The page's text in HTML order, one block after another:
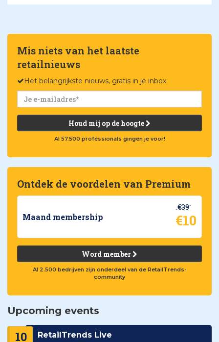
Mis niets van het laatste
retailnieuws
Het belangrijkste nieuws, gratis in je inbox
Houd mij op de hoogte
Al 57.500 professionals gingen je voor!
Ontdek de voordelen van Premium
Maand membership
€39
€10
Word member
Al 2.500 bedrijven zijn onderdeel van de RetailTrends-
community
Upcoming events
10 RetailTrends Live